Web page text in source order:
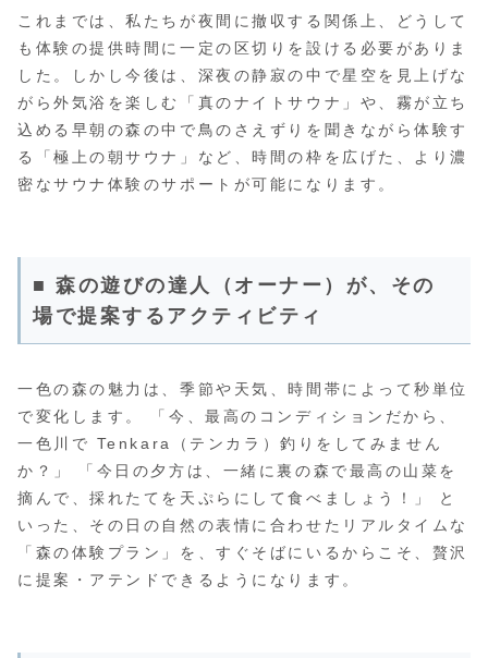
これまでは、私たちが夜間に撤収する関係上、どうして
も体験の提供時間に一定の区切りを設ける必要がありま
した。しかし今後は、深夜の静寂の中で星空を見上げな
がら外気浴を楽しむ「真のナイトサウナ」や、霧が立ち
込める早朝の森の中で鳥のさえずりを聞きながら体験す
る「極上の朝サウナ」など、時間の枠を広げた、より濃
密なサウナ体験のサポートが可能になります。
■ 森の遊びの達人（オーナー）が、その
場で提案するアクティビティ
一色の森の魅力は、季節や天気、時間帯によって秒単位
で変化します。 「今、最高のコンディションだから、
一色川で Tenkara（テンカラ）釣りをしてみません
か？」 「今日の夕方は、一緒に裏の森で最高の山菜を
摘んで、採れたてを天ぷらにして食べましょう！」 と
いった、その日の自然の表情に合わせたリアルタイムな
「森の体験プラン」を、すぐそばにいるからこそ、贅沢
に提案・アテンドできるようになります。